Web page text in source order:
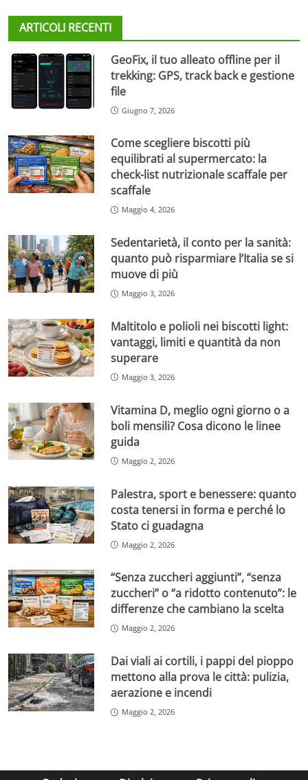
ARTICOLI RECENTI
GeoFix, il tuo alleato offline per il
trekking: GPS, track back e gestione
file
Giugno 7, 2026
Come scegliere biscotti più
equilibrati al supermercato: la
check-list nutrizionale scaffale per
scaffale
Maggio 4, 2026
Sedentarietà, il conto per la sanità:
quanto può risparmiare l’Italia se si
muove di più
Maggio 3, 2026
Maltitolo e polioli nei biscotti light:
vantaggi, limiti e quantità da non
superare
Maggio 3, 2026
Vitamina D, meglio ogni giorno o a
boli mensili? Cosa dicono le linee
guida
Maggio 2, 2026
Palestra, sport e benessere: quanto
costa tenersi in forma e perché lo
Stato ci guadagna
Maggio 2, 2026
“Senza zuccheri aggiunti”, “senza
zuccheri” o “a ridotto contenuto”: le
differenze che cambiano la scelta
Maggio 2, 2026
Dai viali ai cortili, i pappi del pioppo
mettono alla prova le città: pulizia,
aerazione e incendi
Maggio 2, 2026